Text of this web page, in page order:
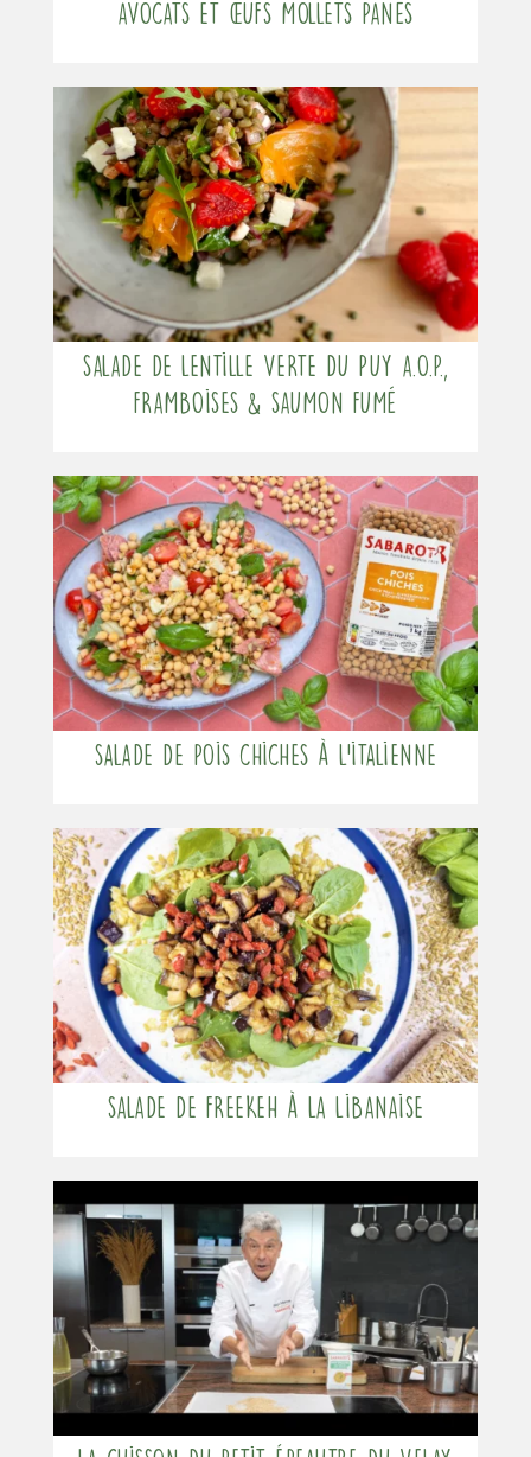
avocats et œufs mollets panés
Salade de lentille verte du Puy a.O.P.,
framboises & saumon fumé
Salade de pois chiches à l’italienne
Salade de freekeh à la Libanaise